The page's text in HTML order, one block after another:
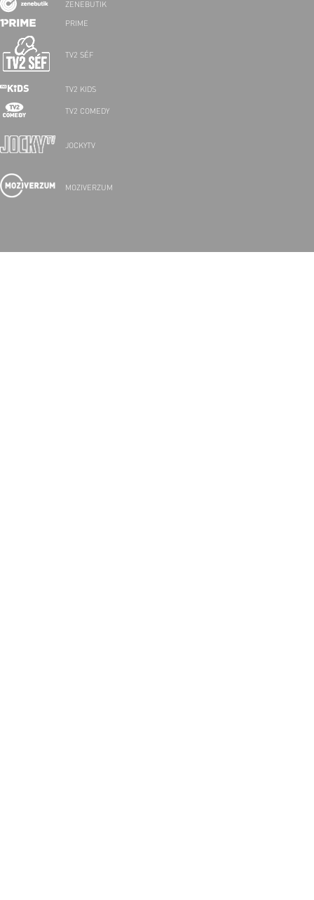
ZENEBUTIK
PRIME
TV2 SÉF
TV2 KIDS
TV2 COMEDY
JOCKYTV
MOZIVERZUM